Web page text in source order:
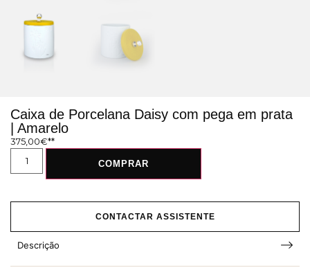
Caixa de Porcelana Daisy com pega em prata
| Amarelo
375,00€
COMPRAR
CONTACTAR ASSISTENTE
Descrição